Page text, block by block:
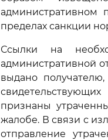
административном
пределах санкции
Ссылки на
административной
выдано
признаны
жалобе. В связи с
отправление